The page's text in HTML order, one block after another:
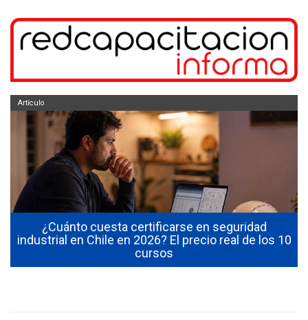
¿Cuánto cuesta certificarse en seguridad
industrial en Chile en 2026? El precio real de los 10
cursos
Artículo